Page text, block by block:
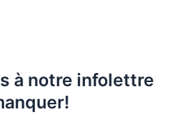
à notre infolettre